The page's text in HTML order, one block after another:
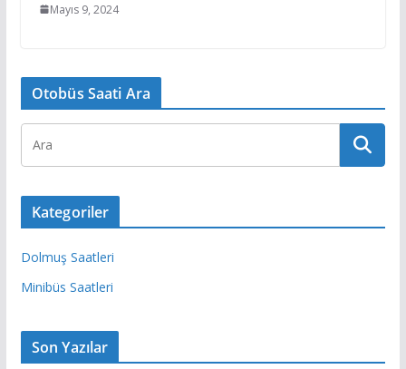
Mayıs 9, 2024
Otobüs Saati Ara
Kategoriler
Dolmuş Saatleri
Minibüs Saatleri
Son Yazılar